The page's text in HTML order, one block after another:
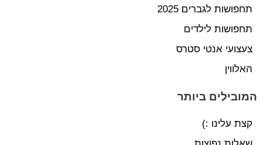
תחפושות לגברים 2025
תחפושות לילדים
צעצועי אנטי סטרס
האלווין
המובילים ביותר
קצת עלינו :)